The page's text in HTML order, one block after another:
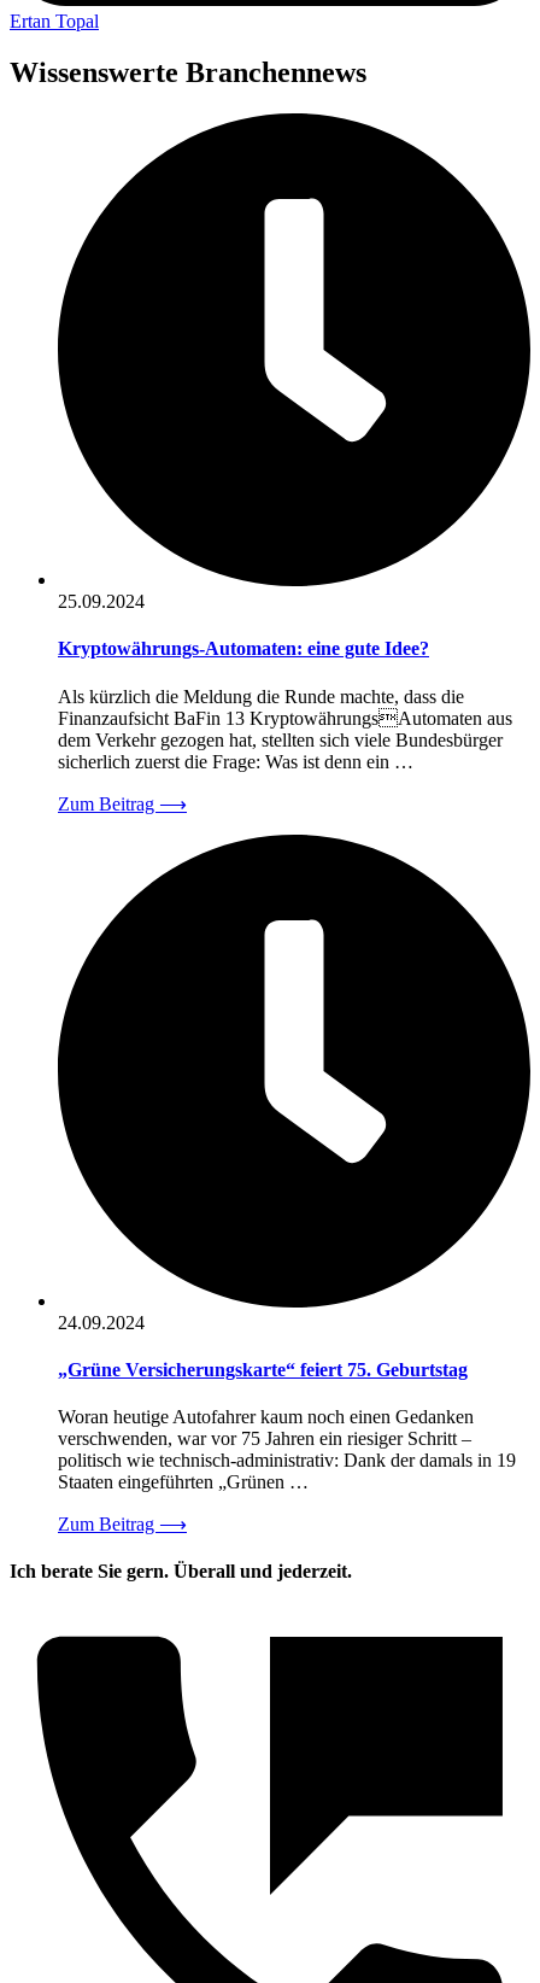
Ertan Topal
Wissenswerte Branchennews
25.09.2024
Kryptowährungs-Automaten: eine gute Idee?
Als kürzlich die Meldung die Runde machte, dass die
Finanzaufsicht BaFin 13 KryptowährungsAutomaten aus
dem Verkehr gezogen hat, stellten sich viele Bundesbürger
sicherlich zuerst die Frage: Was ist denn ein …
Zum Beitrag ⟶
24.09.2024
„Grüne Versicherungskarte“ feiert 75. Geburtstag
Woran heutige Autofahrer kaum noch einen Gedanken
verschwenden, war vor 75 Jahren ein riesiger Schritt –
politisch wie technisch-administrativ: Dank der damals in 19
Staaten eingeführten „Grünen …
Zum Beitrag ⟶
Ich berate Sie gern. Überall und jederzeit.